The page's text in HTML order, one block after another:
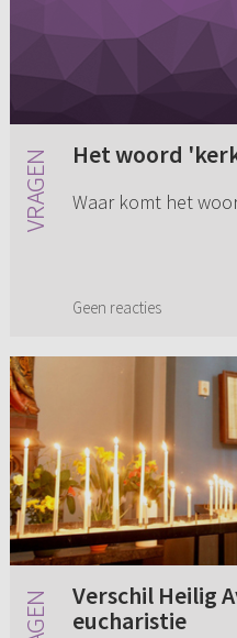
Het woord
Waar komt het
Geen reacties
Verschil Heilig
eucharistie